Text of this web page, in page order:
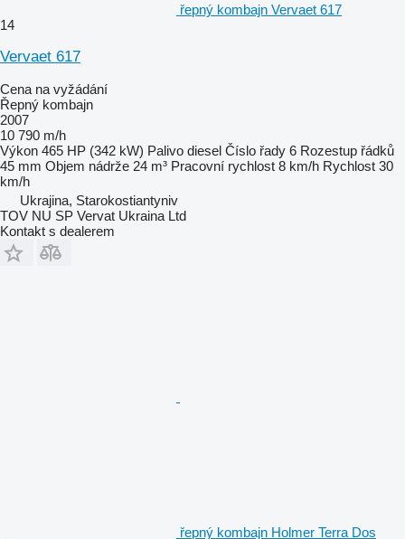
řepný kombajn Vervaet 617
14
Vervaet 617
Cena na vyžádání
Řepný kombajn
2007
10 790 m/h
Výkon 465 HP (342 kW) Palivo diesel Číslo řady 6 Rozestup řádků
45 mm Objem nádrže 24 m³ Pracovní rychlost 8 km/h Rychlost 30
km/h
Ukrajina, Starokostiantyniv
TOV NU SP Vervat Ukraina Ltd
Kontakt s dealerem
řepný kombajn Holmer Terra Dos